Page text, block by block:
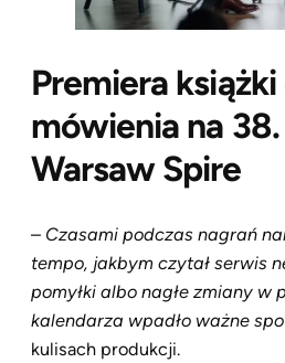
Premiera
mówienia na
Warsaw Spire
– Czasami podczas nagrań
tempo, jakbym czytał serwis
pomyłki albo nagłe zmiany w
kalendarza wpadło ważne
kulisach produkcji.